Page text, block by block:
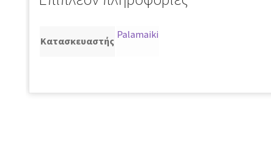
Κατασκευαστής
Palamaiki